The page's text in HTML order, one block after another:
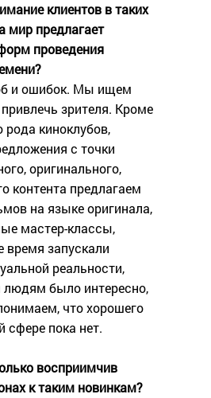
клиентов в таких
мир предлагает
проведения
и ошибок. Мы ищем
зрителя. Кроме
рода киноклубов,
с точки
оригинального,
контента предлагаем
на языке оригинала,
мастер-классы,
время запускали
реальности,
людям было интересно,
что хорошего
сфере пока нет.
восприимчив
к таким новинкам?